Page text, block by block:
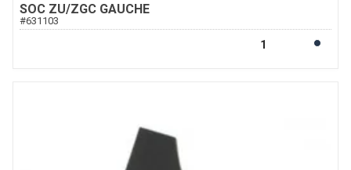
SOC ZU/ZGC GAUCHE
#631103